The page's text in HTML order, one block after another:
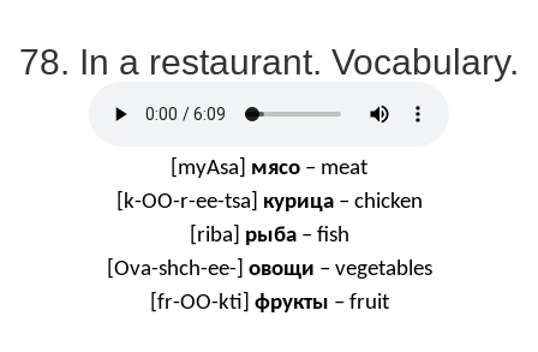
78. In a restaurant. Vocabulary.
myAsa мясо – meat
k-OO-r-ee-tsa курица – chicken
riba рыба – fish
Ova-shch-ee-] овощи – vegetables
fr-OO-kti фрукты – fruit